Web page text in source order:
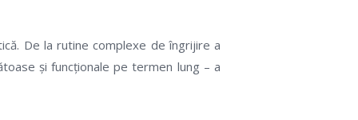
De la rutine complexe de îngrijire a
și funcționale pe termen lung – a